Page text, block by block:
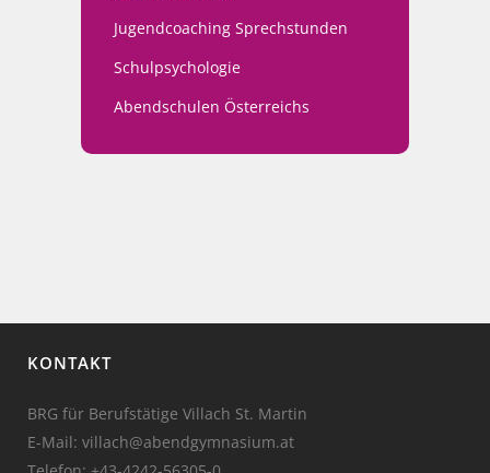
Jugendcoaching Sprechstunden
Schulpsychologie
Abendschulen Österreichs
KONTAKT
BRG für Berufstätige Villach St. Martin
E-Mail: villach@abendgymnasium.at